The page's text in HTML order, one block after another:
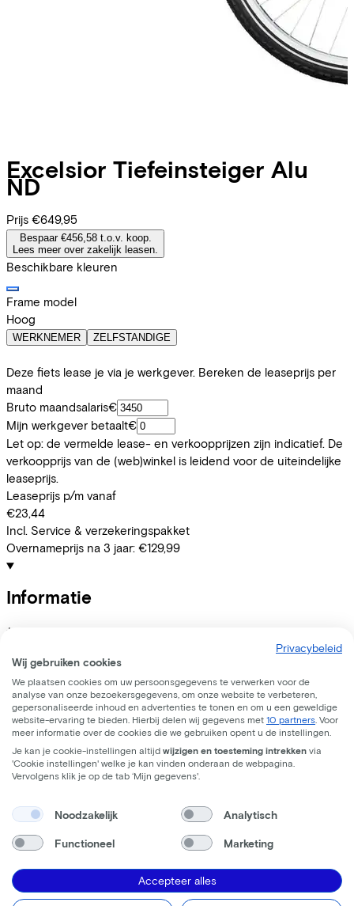
Excelsior Tiefeinsteiger Alu
ND
Prijs €649,95
Bespaar €456,58 t.o.v. koop.
Lees meer over zakelijk leasen.
Beschikbare kleuren
Frame model
Hoog
WERKNEMER ZELFSTANDIGE
Deze fiets lease je via je werkgever. Bereken de leaseprijs per
maand
Bruto maandsalaris€
Mijn werkgever betaalt€
Let op: de vermelde lease- en verkoopprijzen zijn indicatief. De
verkoopprijs van de (web)winkel is leidend voor de uiteindelijke
leaseprijs.
Leaseprijs p/m vanaf
€23,44
Incl. Service & verzekeringspakket
Overnameprijs na 3 jaar: €129,99
Informatie
+
EXCELSIOR, Tiefeinsteiger Alu ND, 28", silver blue metallic,
2025
Specificaties
−
Vind de fiets bij de
partners adviseren in welke fiets het best bij jou past, je hebt
Proefrit aanvragen
Privacybeleid
Wij gebruiken cookies
We plaatsen cookies om uw persoonsgegevens te verwerken voor de
analyse van onze bezoekersgegevens, om onze website te verbeteren,
gepersonaliseerde inhoud en advertenties te tonen en om u een geweldige
website-ervaring te bieden. Hierbij delen wij gegevens met 10 partners . Voor
meer informatie over de cookies die we gebruiken opent u de instellingen.
Je kan je cookie-instellingen altijd wijzigen en toesteming intrekken via
'Cookie instellingen' welke je kan vinden onderaan de webpagina.
Vervolgens klik je op de tab ‘Mijn gegevens'.
Noodzakelijk Analytisch
Functioneel Marketing
Accepteer alles